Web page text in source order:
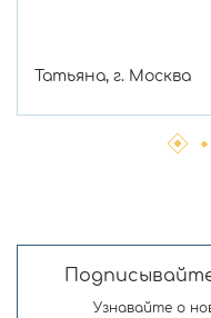
Татьяна, г. Москва
Узнавайте о